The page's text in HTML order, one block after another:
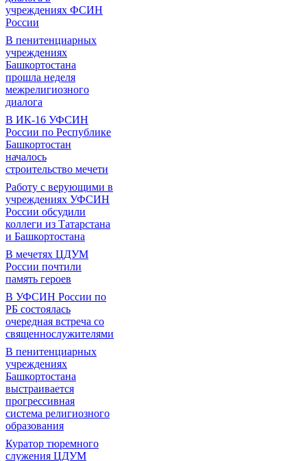
учреждениях ФСИН
России
В пенитенциарных
учреждениях
Башкортостана
прошла неделя
межрелигиозного
диалога
В ИК-16 УФСИН
России по Республике
Башкортостан
началось
строительство мечети
Работу с верующими в
учреждениях УФСИН
России обсудили
коллеги из Татарстана
и Башкортостана
В мечетях ЦДУМ
России почтили
память героев
В УФСИН России по
РБ состоялась
очередная встреча со
священнослужителями
В пенитенциарных
учреждениях
Башкортостана
выстраивается
прогрессивная
система религиозного
образования
Куратор тюремного
служения ЦДУМ